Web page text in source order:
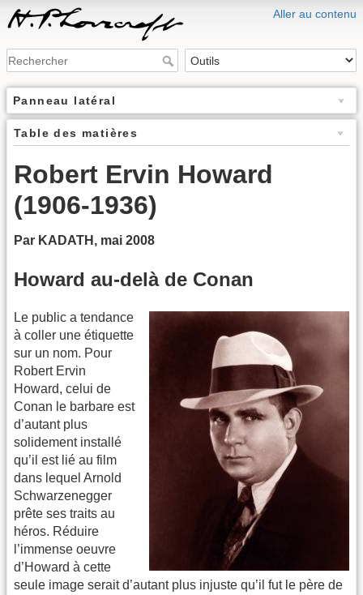
Aller au contenu
Panneau latéral
Table des matières
Robert Ervin Howard
(1906-1936)
Par KADATH, mai 2008
Howard au-delà de Conan
Le public a tendance
à coller une étiquette
sur un nom. Pour
Robert Ervin
Howard, celui de
Conan le barbare est
d’autant plus
solidement installé
qu’il est lié au film
dans lequel Arnold
Schwarzenegger
prête ses traits au
héros. Réduire
l’immense oeuvre
d’Howard à cette
seule image serait d’autant plus injuste qu’il fut le père de